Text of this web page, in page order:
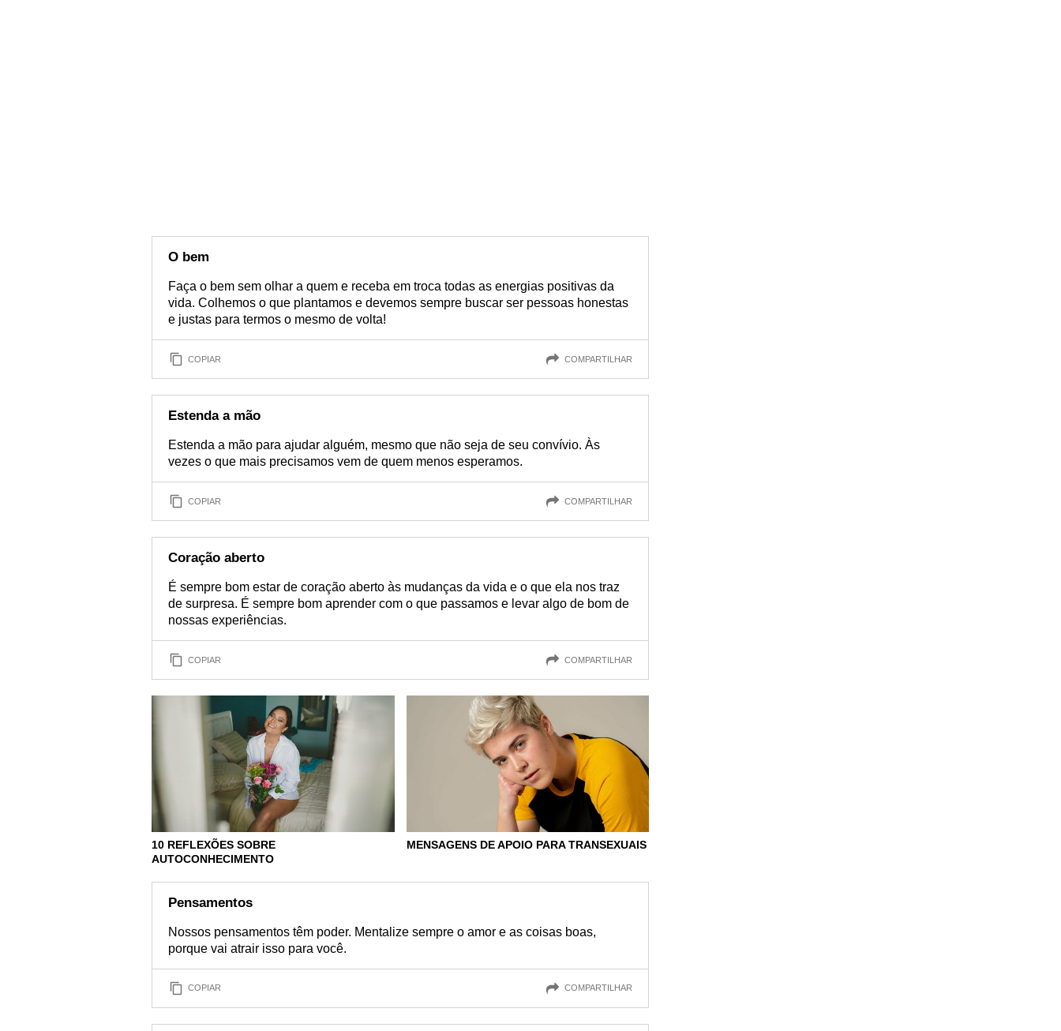
O bem
Faça o bem sem olhar a quem e receba em troca todas as energias positivas da
vida. Colhemos o que plantamos e devemos sempre buscar ser pessoas honestas
e justas para termos o mesmo de volta!
COPIAR COMPARTILHAR
Estenda a mão
Estenda a mão para ajudar alguém, mesmo que não seja de seu convívio. Às
vezes o que mais precisamos vem de quem menos esperamos.
COPIAR COMPARTILHAR
Coração aberto
É sempre bom estar de coração aberto às mudanças da vida e o que ela nos traz
de surpresa. É sempre bom aprender com o que passamos e levar algo de bom de
nossas experiências.
COPIAR COMPARTILHAR
10 REFLEXÕES SOBRE
AUTOCONHECIMENTO
MENSAGENS DE APOIO PARA TRANSEXUAIS
Pensamentos
Nossos pensamentos têm poder. Mentalize sempre o amor e as coisas boas,
porque vai atrair isso para você.
COPIAR COMPARTILHAR